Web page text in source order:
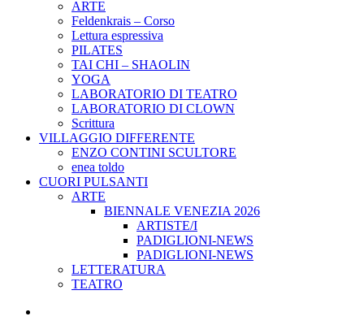
ARTE
Feldenkrais – Corso
Lettura espressiva
PILATES
TAI CHI – SHAOLIN
YOGA
LABORATORIO DI TEATRO
LABORATORIO DI CLOWN
Scrittura
VILLAGGIO DIFFERENTE
ENZO CONTINI SCULTORE
enea toldo
CUORI PULSANTI
ARTE
BIENNALE VENEZIA 2026
ARTISTE/I
PADIGLIONI-NEWS
PADIGLIONI-NEWS
LETTERATURA
TEATRO